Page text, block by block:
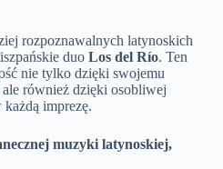
rozpoznawalnych latynoskich
duo Los del Río. Ten
nie tylko dzięki swojemu
również dzięki osobliwej
imprezę.
muzyki latynoskiej,